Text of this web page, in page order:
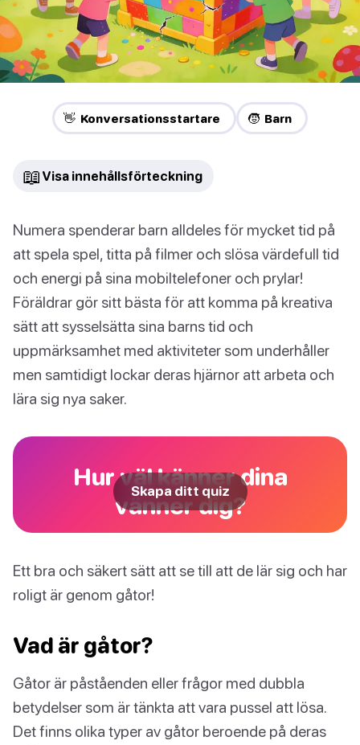
👋 Konversationsstartare 🧒 Barn
📖 Visa innehållsförteckning
Numera spenderar barn alldeles för mycket tid på
att spela spel, titta på filmer och slösa värdefull tid
och energi på sina mobiltelefoner och prylar!
Föräldrar gör sitt bästa för att komma på kreativa
sätt att sysselsätta sina barns tid och
uppmärksamhet med aktiviteter som underhåller
men samtidigt lockar deras hjärnor att arbeta och
lära sig nya saker.
Hur väl känner dina
vänner dig?
Skapa ditt quiz
Ett bra och säkert sätt att se till att de lär sig och har
roligt är genom gåtor!
Vad är gåtor?
Gåtor är påståenden eller frågor med dubbla
betydelser som är tänkta att vara pussel att lösa.
Det finns olika typer av gåtor beroende på deras